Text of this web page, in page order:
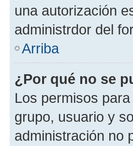
una autorización
administrdor del
Arriba
¿Por qué no se
Los permisos
grupo, usuario y
administración no